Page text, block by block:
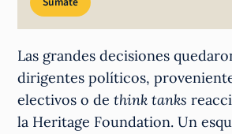
Las grandes decisiones
dirigentes políticos,
electivos o dethink tanks
la Heritage Foundation. Un